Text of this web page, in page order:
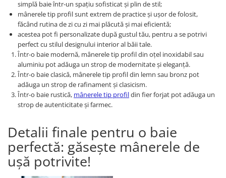
simplă baie într-un spațiu sofisticat și plin de stil;
mânerele tip profil sunt extrem de practice și ușor de folosit,
făcând rutina de zi cu zi mai plăcută și mai eficientă;
acestea pot fi personalizate după gustul tău, pentru a se potrivi
perfect cu stilul designului interior al băii tale.
Într-o baie modernă, mânerele tip profil din oțel inoxidabil sau
aluminiu pot adăuga un strop de modernitate și eleganță.
Într-o baie clasică, mânerele tip profil din lemn sau bronz pot
adăuga un strop de rafinament și clasicism.
Într-o baie rustică, mânerele tip profildin fier forjat pot adăuga un
strop de autenticitate și farmec.
Detalii finale pentru o baie
perfectă: găsește mânerele de
ușă potrivite!